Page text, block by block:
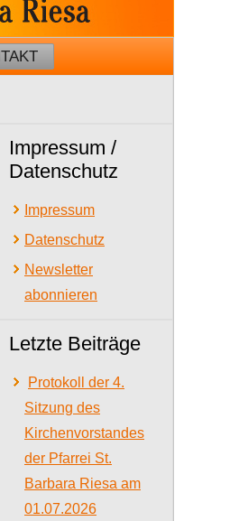
Impressum /
Datenschutz
Impressum
Datenschutz
Newsletter
abonnieren
Letzte Beiträge
Protokoll der 4.
Sitzung des
Kirchenvorstandes
der Pfarrei St.
Barbara Riesa am
01.07.2026